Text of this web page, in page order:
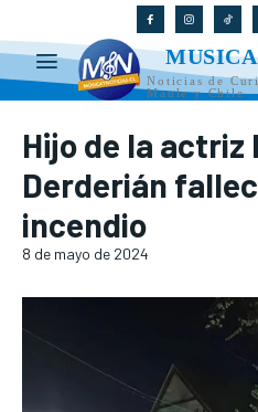
Noticias de
Maule y Chile
Hijo de la actriz
Derderián
incendio
8 de mayo de 2024